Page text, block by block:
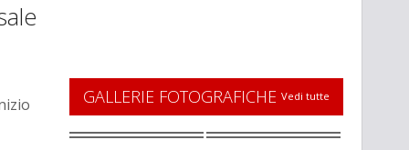
GALLERIE FOTOGRAFICHE Vedi tutte